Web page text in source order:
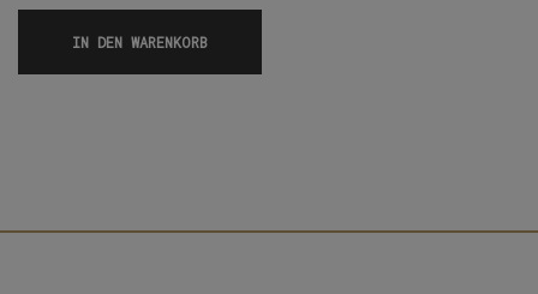
IN DEN WARENKORB